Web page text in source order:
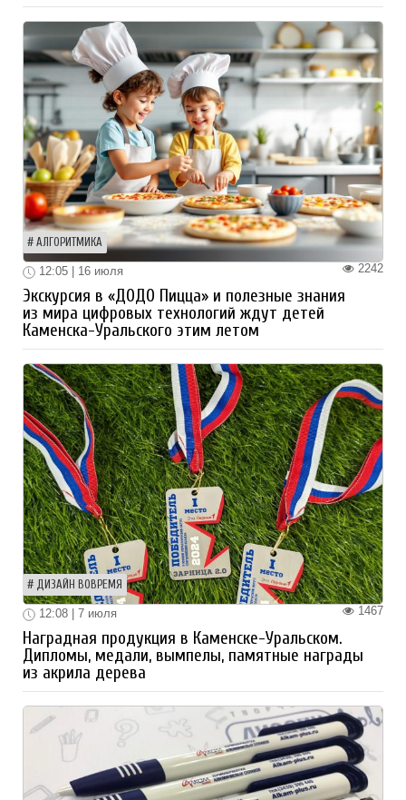
АЛГОРИТМИКА
2242
12:05 | 16 июля
Экскурсия в «ДОДО Пицца» и полезные знания
из мира цифровых технологий ждут детей
Каменска-Уральского этим летом
ДИЗАЙН ВОВРЕМЯ
1467
12:08 | 7 июля
Наградная продукция в Каменске-Уральском.
Дипломы, медали, вымпелы, памятные награды
из акрила дерева